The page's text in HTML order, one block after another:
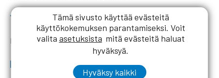
Toteutuspaikka
MS Teams
Koulutuksen ajankohta
Tämä sivusto käyttää evästeitä
käyttökokemuksen parantamiseksi. Voit
valita asetuksista mitä evästeitä haluat
hyväksyä.
Hyväksy kaikki